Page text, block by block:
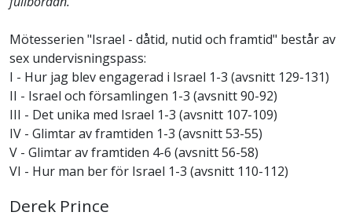
Mötesserien "Israel - dåtid, nutid och framtid" består av
sex undervisningspass:
I - Hur jag blev engagerad i Israel 1-3 (avsnitt 129-131)
II - Israel och församlingen 1-3 (avsnitt 90-92)
III - Det unika med Israel 1-3 (avsnitt 107-109)
IV - Glimtar av framtiden 1-3 (avsnitt 53-55)
V - Glimtar av framtiden 4-6 (avsnitt 56-58)
VI - Hur man ber för Israel 1-3 (avsnitt 110-112)
Derek Prince